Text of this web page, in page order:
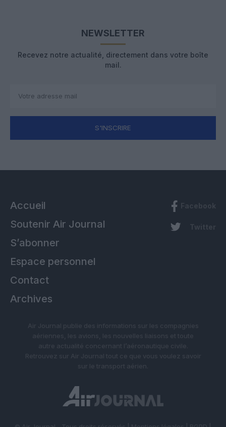
NEWSLETTER
Recevez notre actualité, directement dans votre boîte
mail.
S'INSCRIRE
Accueil
Soutenir Air Journal
S’abonner
Espace personnel
Contact
Archives